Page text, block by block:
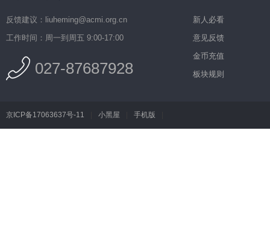
反馈建议：liuheming@acmi.org.cn
工作时间：周一到周五 9:00-17:00
027-87687928
新人必看
意见反馈
金币充值
板块规则
京ICP备17063637号-11 小黑屋 手机版